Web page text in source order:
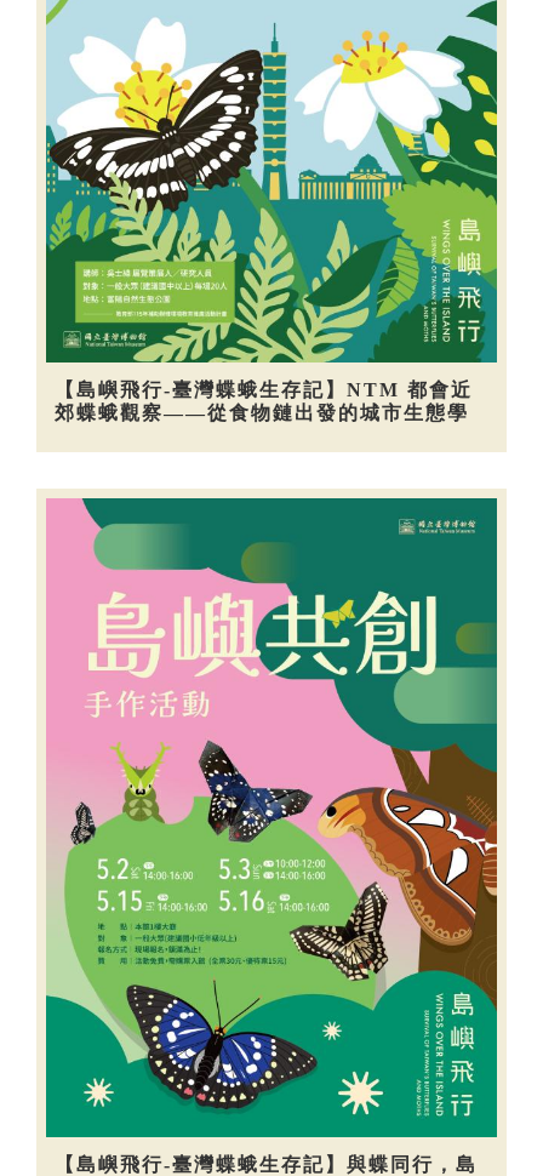
【島嶼飛行-臺灣蝶蛾生存記】NTM 都會近
郊蝶蛾觀察——從食物鏈出發的城市生態學
【島嶼飛行-臺灣蝶蛾生存記】與蝶同行，島